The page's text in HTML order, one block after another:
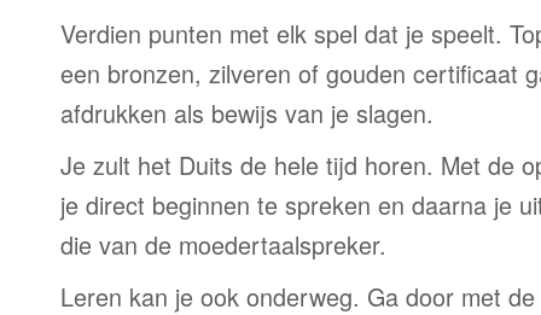
Verdien punten met elk spel dat je speelt.
een bronzen, zilveren of gouden certificaat
afdrukken als bewijs van je slagen.
Je zult het Duits de hele tijd horen. Met de
je direct beginnen te spreken en daarna je
die van de moedertaalspreker.
Leren kan je ook onderweg. Ga door met